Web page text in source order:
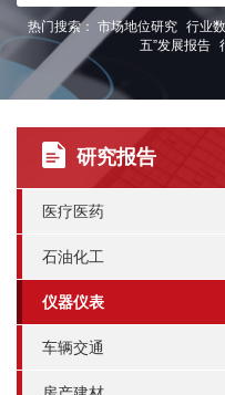
热门搜索： 市场地位研究 行业
五”发展报告
研究报告
医疗医药
石油化工
仪器仪表
车辆交通